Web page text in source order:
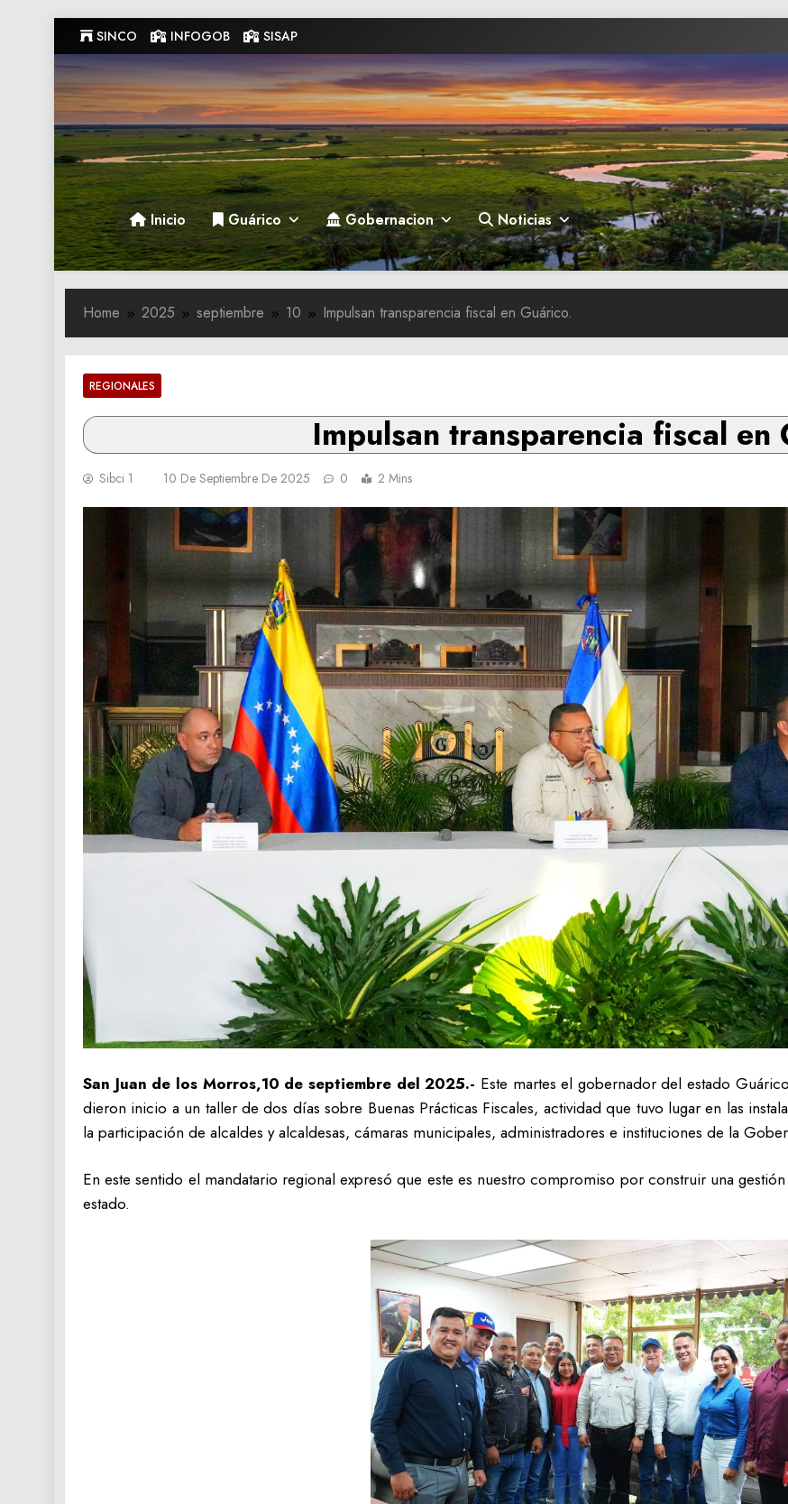
to
content
SINCO INFOGOB SISAP
Gobernacion de Guarico
Gobernacion de Guarico
Inicio Guárico Gobernacion Noticias
Home 2025 septiembre 10 Impulsan transparencia fiscal en Guárico.
REGIONALES
Impulsan transparencia fiscal en
Sibci 1 10 De Septiembre De 2025 0 2 Mins
San Juan de los Morros,10 de septiembre del 2025.- Este martes el gobernador del estado
dieron inicio a un taller de dos días sobre Buenas Prácticas Fiscales, actividad que tuvo lugar en las
la participación de alcaldes y alcaldesas, cámaras municipales, administradores e instituciones de la
En este sentido el mandatario regional expresó que este es nuestro compromiso por construir una
estado.